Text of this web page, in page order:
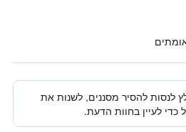
לנסות להסיר מסננים, לשנות את
לעיין בחוות הדעת.